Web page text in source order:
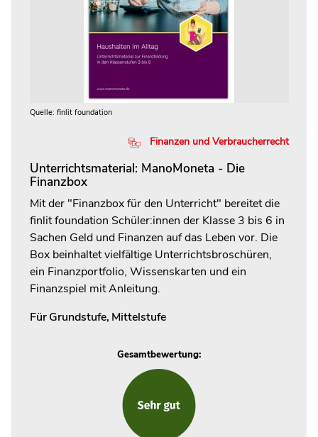
Quelle: finlit foundation
Finanzen und Verbraucherrecht
Unterrichtsmaterial: ManoMoneta - Die
Finanzbox
Mit der "Finanzbox für den Unterricht" bereitet die
finlit foundation Schüler:innen der Klasse 3 bis 6 in
Sachen Geld und Finanzen auf das Leben vor. Die
Box beinhaltet vielfältige Unterrichtsbroschüren,
ein Finanzportfolio, Wissenskarten und ein
Finanzspiel mit Anleitung.
Für Grundstufe, Mittelstufe
Gesamtbewertung: